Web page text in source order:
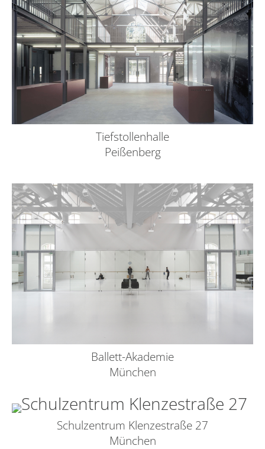
Tiefstollenhalle
Peißenberg
Ballett-Akademie
München
Schulzentrum Klenzestraße 27
München